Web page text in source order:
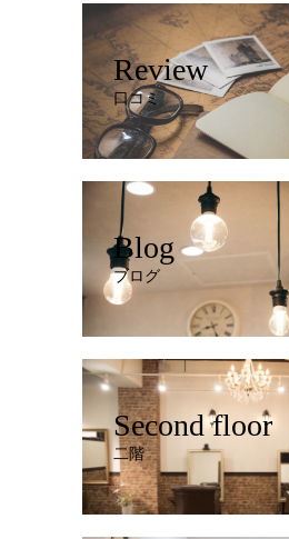
Review
口コミ
Blog
ブログ
Second floor
二階